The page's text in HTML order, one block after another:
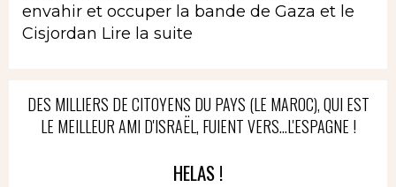
envahir et occuper la bande de Gaza et le
Cisjordan Lire la suite
DES MILLIERS DE CITOYENS DU PAYS (LE MAROC), QUI EST
LE MEILLEUR AMI D'ISRAËL, FUIENT VERS...L'ESPAGNE !
HELAS !